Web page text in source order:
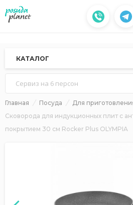
КАТАЛОГ
Сервиз на 6 персон
Главная Посуда Для
Сковорода для индукционных плит с
покрытием 30 см Rocker Plus OLYMPIA